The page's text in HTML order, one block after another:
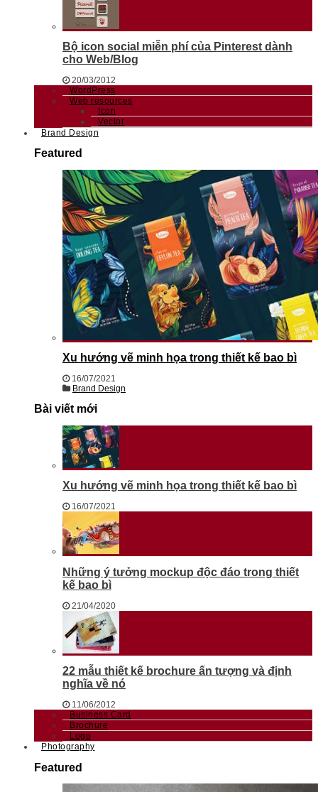
Bộ icon social miễn phí của Pinterest dành
cho Web/Blog
20/03/2012
WordPress
Web resources
Icon
Vector
Brand Design
Featured
Xu hướng vẽ minh họa trong thiết kế bao bì
16/07/2021
Brand Design
Bài viết mới
Xu hướng vẽ minh họa trong thiết kế bao bì
16/07/2021
Những ý tưởng mockup độc đáo trong thiết
kế bao bì
21/04/2020
22 mẫu thiết kế brochure ấn tượng và định
nghĩa về nó
11/06/2012
Business Card
Brochure
Logo
Photography
Featured